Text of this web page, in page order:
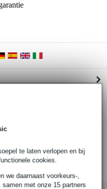
te laten verlopen en bij
cookies.
we daarnaast voorkeurs-,
met onze 15 partners